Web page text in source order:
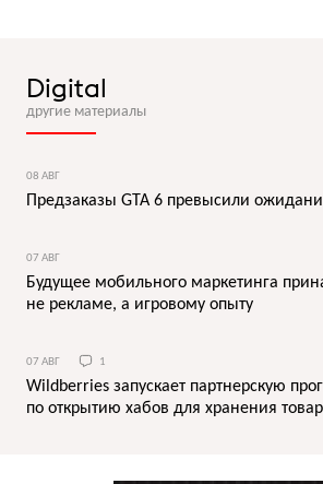
Digital
другие материалы
08 АВГ
Предзаказы GTA 6 превысили
07 АВГ
Будущее мобильного маркетинга
не рекламе, а игровому опыту
07 АВГ 1
Wildberries запускает партнерскую
по открытию хабов для хранения